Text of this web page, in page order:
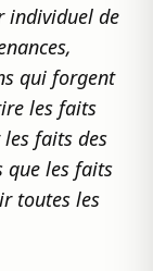
individuel de
qui forgent
les faits
faits des
que les faits
toutes les